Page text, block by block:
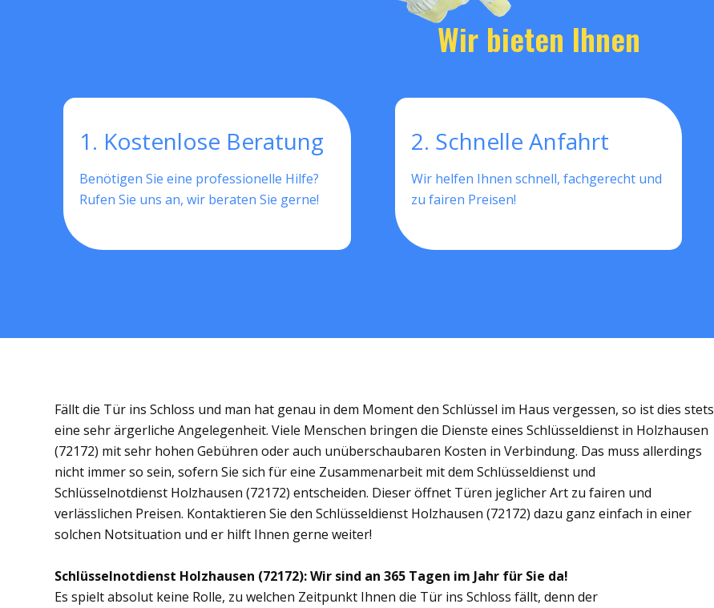
Wir bieten Ihnen
1. Kostenlose Beratung
Benötigen Sie eine professionelle Hilfe?
Rufen Sie uns an, wir beraten Sie gerne!
2. Schnelle Anfahrt
Wir helfen Ihnen schnell, fachgerecht und
zu fairen Preisen!
Fällt die Tür ins Schloss und man hat genau in dem Moment den Schlüssel im Haus vergessen, so ist dies stets
eine sehr ärgerliche Angelegenheit. Viele Menschen bringen die Dienste eines Schlüsseldienst in Holzhausen
(72172) mit sehr hohen Gebühren oder auch unüberschaubaren Kosten in Verbindung. Das muss allerdings
nicht immer so sein, sofern Sie sich für eine Zusammenarbeit mit dem Schlüsseldienst und
Schlüsselnotdienst Holzhausen (72172) entscheiden. Dieser öffnet Türen jeglicher Art zu fairen und
verlässlichen Preisen. Kontaktieren Sie den Schlüsseldienst Holzhausen (72172) dazu ganz einfach in einer
solchen Notsituation und er hilft Ihnen gerne weiter!
Schlüsselnotdienst Holzhausen (72172): Wir sind an 365 Tagen im Jahr für Sie da!
Es spielt absolut keine Rolle, zu welchen Zeitpunkt Ihnen die Tür ins Schloss fällt, denn der